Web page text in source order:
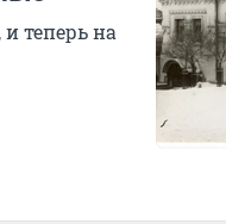
теперь на